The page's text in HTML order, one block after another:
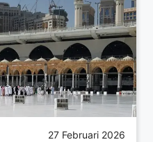
27 Februari 2026